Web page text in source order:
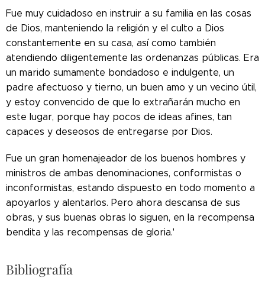
Fue muy cuidadoso en instruir a su familia en las cosas
de Dios, manteniendo la religión y el culto a Dios
constantemente en su casa, así como también
atendiendo diligentemente las ordenanzas públicas. Era
un marido sumamente bondadoso e indulgente, un
padre afectuoso y tierno, un buen amo y un vecino útil,
y estoy convencido de que lo extrañarán mucho en
este lugar, porque hay pocos de ideas afines, tan
capaces y deseosos de entregarse por Dios.
Fue un gran homenajeador de los buenos hombres y
ministros de ambas denominaciones, conformistas o
inconformistas, estando dispuesto en todo momento a
apoyarlos y alentarlos. Pero ahora descansa de sus
obras, y sus buenas obras lo siguen, en la recompensa
bendita y las recompensas de gloria.'
Bibliografía